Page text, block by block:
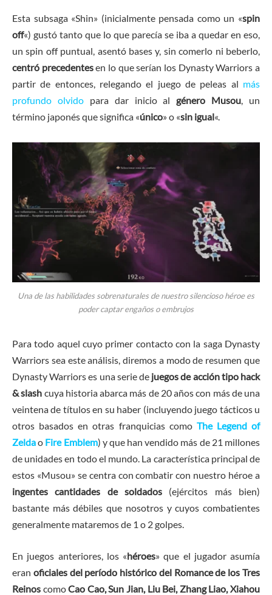
Esta subsaga «Shin» (inicialmente pensada como un «spin
off«) gustó tanto que lo que parecía se iba a quedar en eso,
un spin off puntual, asentó bases y, sin comerlo ni beberlo,
centró precedentesen lo que serían los Dynasty Warriors a
partir de entonces, relegando el juego de peleas al más
profundo olvidopara dar inicio algénero Musou , un
término japonés que significa «único» o «sin igual«.
Una de las habilidades sobrenaturales de nuestro silencioso héroe es
poder captar engaños o embrujos
Para todo aquel cuyo primer contacto con la saga Dynasty
Warriors sea este análisis, diremos a modo de resumen que
Dynasty Warriors es una serie de juegos de acción tipo hack
& slash cuya historia abarca más de 20 años con más de una
veintena de títulos en su haber (incluyendo juego tácticos u
otros basados en otras franquicias como The Legend of
Zeldao Fire Emblem) y que han vendido más de 21 millones
de unidades en todo el mundo. La característica principal de
estos «Musou» se centra con combatir con nuestro héroe a
ingentes cantidades de soldados (ejércitos más bien)
bastante más débiles que nosotros y cuyos combatientes
generalmente mataremos de 1 o 2 golpes.
En juegos anteriores, los «héroes» que el jugador asumía
eran oficiales del período histórico del Romance de los Tres
Reinos comoCao Cao, Sun Jian, Liu Bei, Zhang Liao, Xiahou